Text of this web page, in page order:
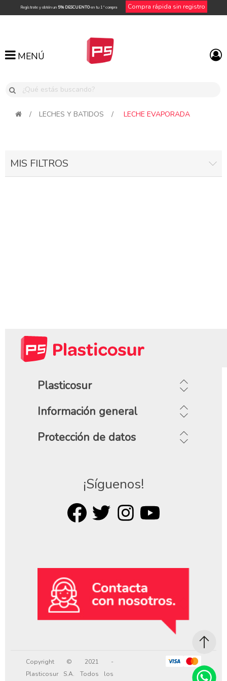
Regístrate y obtén un 5% DESCUENTOen tu 1ª compra Compra rápida sin registro
MENÚ
MENÚ
/ LECHES Y BATIDOS / LECHE EVAPORADA
MIS FILTROS
Plasticosur
Información general
Protección de datos
¡Síguenos!
Copyright © 2021 -
Plasticosur S.A. Todos los